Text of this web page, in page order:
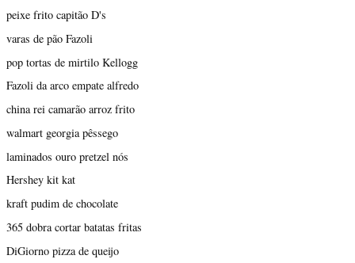
peixe frito capitão D's
varas de pão Fazoli
pop tortas de mirtilo Kellogg
Fazoli da arco empate alfredo
china rei camarão arroz frito
walmart georgia pêssego
laminados ouro pretzel nós
Hershey kit kat
kraft pudim de chocolate
365 dobra cortar batatas fritas
DiGiorno pizza de queijo